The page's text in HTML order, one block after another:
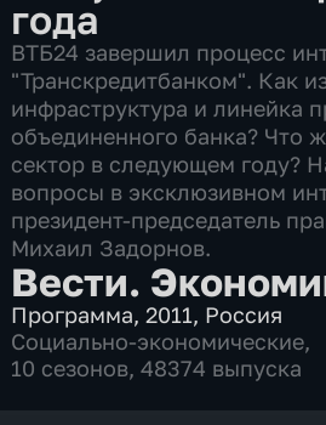
года
ВТБ24 завершил процесс
"Транскредитбанком". Как
инфраструктура и линейка
объединенного банка? Что
сектор в следующем году?
вопросы в эксклюзивном
президент-председатель
Михаил Задорнов.
Вести.
Программа,2011, Россия
Социально-экономические,
10 сезонов, 48374 выпуска